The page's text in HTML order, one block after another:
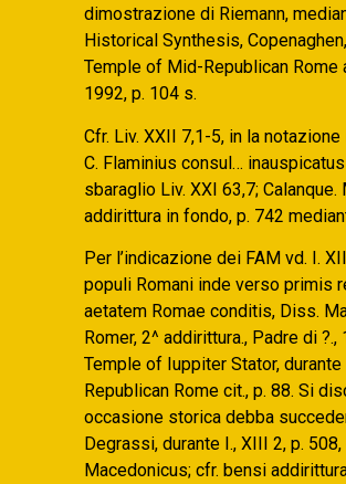
dimostrazione di Riemann,
Historical Synthesis,
Temple of Mid-Republican Rome
1992, p. 104 s.
Cfr. Liv. XXII 7,1-5, in la
C. Flaminius consul…
sbaraglio Liv. XXI 63,7;
addirittura in fondo, p. 742
Per l’indicazione dei FAM vd. I.
populi Romani inde verso primis
aetatem Romae conditis, Diss.
Romer, 2^ addirittura., Padre di ?.,
Temple of Iuppiter Stator,
Republican Rome cit., p. 88. Si
occasione storica debba
Degrassi, durante I., XIII 2, p.
Macedonicus; cfr. bensi